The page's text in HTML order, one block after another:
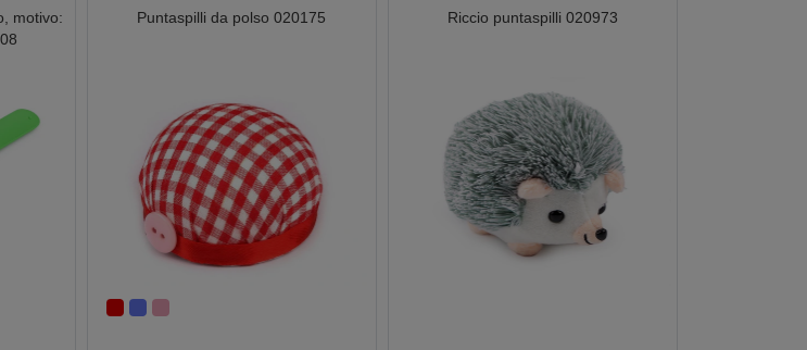
motivo:
Puntaspilli da polso 020175 Riccio puntaspilli 020973